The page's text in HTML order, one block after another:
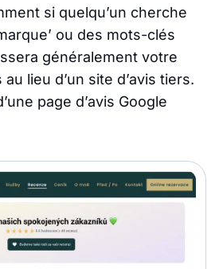
si quelqu’un cherche
ou des mots-clés
généralement votre
lieu d’un site d’avis tiers.
page d’avis Google